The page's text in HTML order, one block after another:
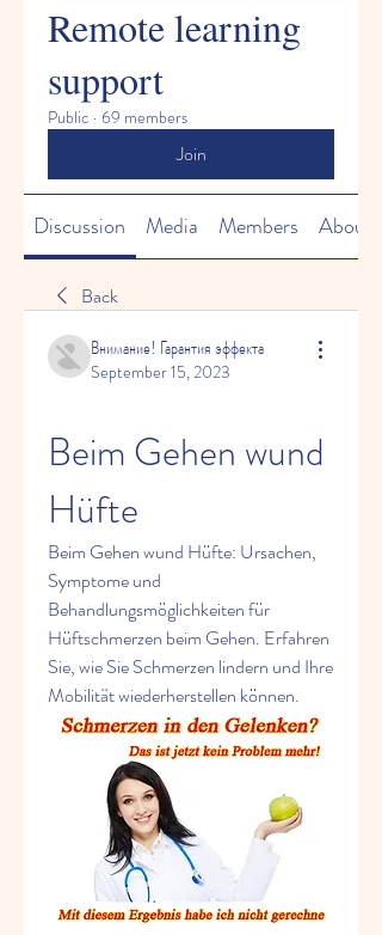
Remote learning
support
Public · 69 members
Join
Discussion Media Members About
Back
Внимание! Гарантия эффекта
September 15, 2023
Beim Gehen wund
Hüfte
Beim Gehen wund Hüfte: Ursachen,
Symptome und
Behandlungsmöglichkeiten für
Hüftschmerzen beim Gehen. Erfahren
Sie, wie Sie Schmerzen lindern und Ihre
Mobilität wiederherstellen können.